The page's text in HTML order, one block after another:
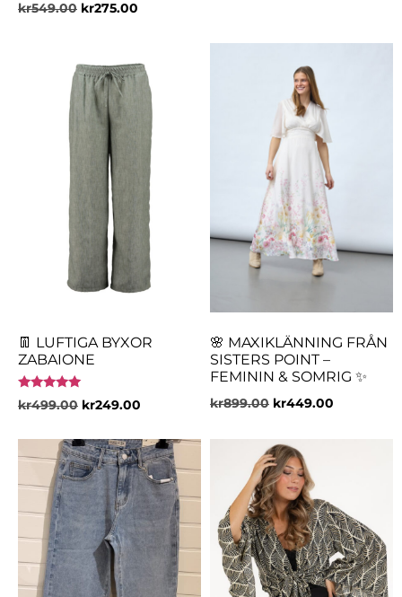
kr549.00 kr275.00
👖 LUFTIGA BYXOR
ZABAIONE
Betygsatt
5.00
kr499.00 kr249.00
🌸 MAXIKLÄNNING FRÅN
SISTERS POINT –
FEMININ & SOMRIG ✨
kr899.00 kr449.00